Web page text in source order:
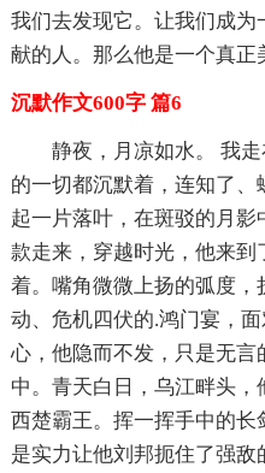
我们去发现它。让我们成
献的人。那么他是一个真正
沉默作文600字 篇6
静夜，月凉如水。 我
的一切都沉默着，连知了
起一片落叶，在斑驳的月
款走来，穿越时光，他来
着。嘴角微微上扬的弧度
动、危机四伏的.鸿门宴，
心，他隐而不发，只是无
中。青天白日，乌江畔头
西楚霸王。挥一挥手中的
是实力让他刘邦扼住了强